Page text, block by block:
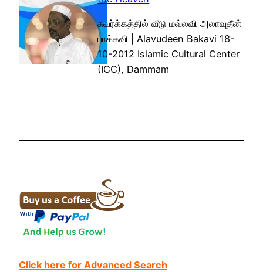
சுவர்க்கத்தில் வீடு மவ்லவி அலாவுதீன்
பாக்கவி | Alavudeen Bakavi 18-
10-2012 Islamic Cultural Center
(ICC), Dammam
Click here for Advanced Search